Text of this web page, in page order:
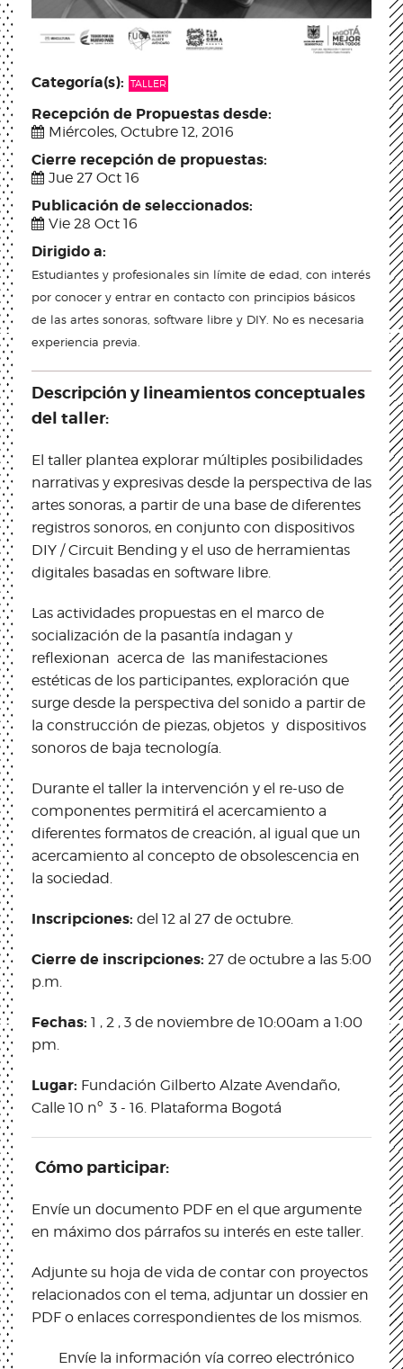
Categoría(s): TALLER
Recepción de Propuestas desde:
Miércoles, Octubre 12, 2016
Cierre recepción de propuestas:
Jue 27 Oct 16
Publicación de seleccionados:
Vie 28 Oct 16
Dirigido a:
Estudiantes y profesionales sin límite de edad, con interés
por conocer y entrar en contacto con principios básicos
de las artes sonoras, software libre y DIY. No es necesaria
experiencia previa.
Descripción y lineamientos conceptuales
del taller:
El taller plantea explorar múltiples posibilidades
narrativas y expresivas desde la perspectiva de las
artes sonoras, a partir de una base de diferentes
registros sonoros, en conjunto con dispositivos
DIY / Circuit Bending y el uso de herramientas
digitales basadas en software libre.
Las actividades propuestas en el marco de
socialización de la pasantía indagan y
reflexionan acerca de las manifestaciones
estéticas de los participantes, exploración que
surge desde la perspectiva del sonido a partir de
la construcción de piezas, objetos y dispositivos
sonoros de baja tecnología.
Durante el taller la intervención y el re-uso de
componentes permitirá el acercamiento a
diferentes formatos de creación, al igual que un
acercamiento al concepto de obsolescencia en
la sociedad.
Inscripciones: del 12 al 27 de octubre.
Cierre de inscripciones: 27 de octubre a las 5:00
p.m.
Fechas: 1 , 2 , 3 de noviembre de 10:00am a 1:00
pm.
Lugar: Fundación Gilberto Alzate Avendaño,
Calle 10 nº 3 - 16. Plataforma Bogotá
Cómo participar:
Envíe un documento PDF en el que argumente
en máximo dos párrafos su interés en este taller.
Adjunte su hoja de vida de contar con proyectos
relacionados con el tema, adjuntar un dossier en
PDF o enlaces correspondientes de los mismos.
Envíe la información vía correo electrónico